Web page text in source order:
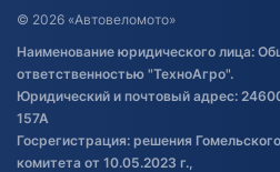
Договор публичной оферты
Обработка файлов cookie
Постановка транспорта на учет
Обновления в ЭПТС 2024
© 2026 «Автовеломото»
Наименование юридического лица:
ответственностью "ТехноАгро".
Юридический и почтовый адрес:
157А
Госрегистрация: решения
комитета от 10.05.2023 г.,